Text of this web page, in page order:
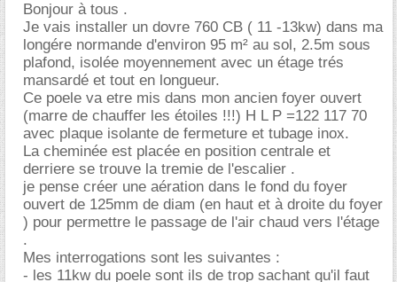
Bonjour à tous .
Je vais installer un dovre 760 CB ( 11 -13kw) dans ma
longére normande d'environ 95 m² au sol, 2.5m sous
plafond, isolée moyennement avec un étage trés
mansardé et tout en longueur.
Ce poele va etre mis dans mon ancien foyer ouvert
(marre de chauffer les étoiles !!!) H L P =122 117 70
avec plaque isolante de fermeture et tubage inox.
La cheminée est placée en position centrale et
derriere se trouve la tremie de l'escalier .
je pense créer une aération dans le fond du foyer
ouvert de 125mm de diam (en haut et à droite du foyer
) pour permettre le passage de l'air chaud vers l'étage
.
Mes interrogations sont les suivantes :
- les 11kw du poele sont ils de trop sachant qu'il faut